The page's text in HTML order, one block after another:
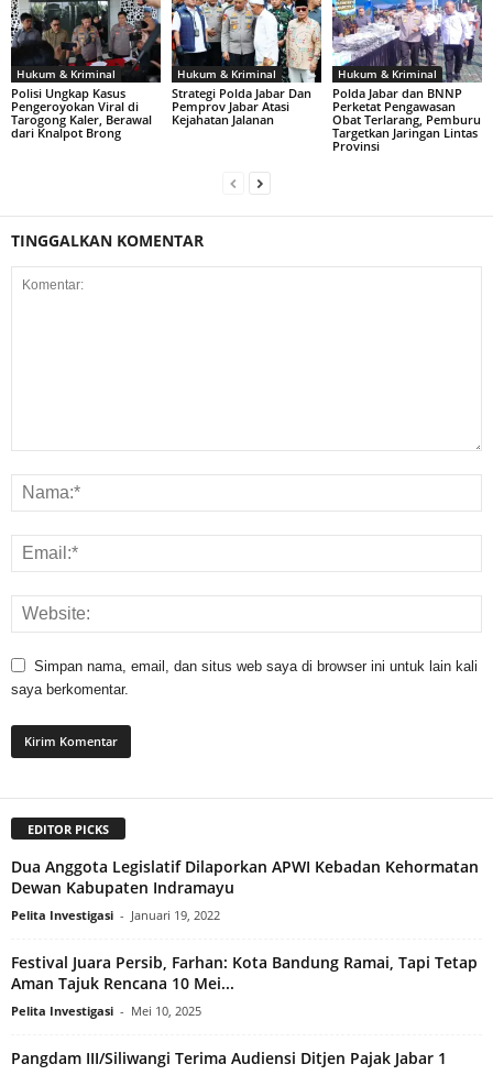
Hukum & Kriminal
Polisi Ungkap Kasus
Pengeroyokan Viral di
Tarogong Kaler, Berawal
dari Knalpot Brong
Hukum & Kriminal
Strategi Polda Jabar Dan
Pemprov Jabar Atasi
Kejahatan Jalanan
Hukum & Kriminal
Polda Jabar dan BNNP
Perketat Pengawasan
Obat Terlarang, Pemburu
Targetkan Jaringan Lintas
Provinsi
TINGGALKAN KOMENTAR
Simpan nama, email, dan situs web saya di browser ini untuk lain kali
saya berkomentar.
EDITOR PICKS
Dua Anggota Legislatif Dilaporkan APWI Kebadan Kehormatan
Dewan Kabupaten Indramayu
Pelita Investigasi - Januari 19, 2022
Festival Juara Persib, Farhan: Kota Bandung Ramai, Tapi Tetap
Aman Tajuk Rencana 10 Mei...
Pelita Investigasi - Mei 10, 2025
Pangdam III/Siliwangi Terima Audiensi Ditjen Pajak Jabar 1